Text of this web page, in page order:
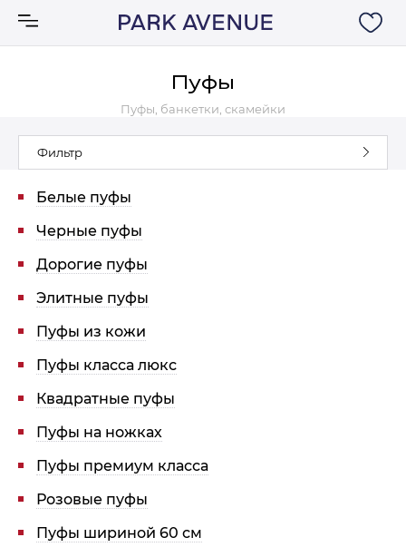
Аксессуары
Ковры
Свет
Бренды
Гостиная
Кухня
Спальня
Диваны
Пуфы
Пуфы, банкетки, скамейки
Фильтр
Белые пуфы
Черные пуфы
Дорогие пуфы
Элитные пуфы
Пуфы из кожи
Пуфы класса люкс
Квадратные пуфы
Пуфы на ножках
Пуфы премиум класса
Розовые пуфы
Пуфы шириной 60 см